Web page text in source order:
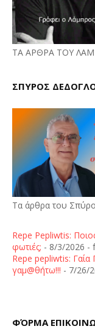
ΤΑ ΑΡΘΡΑ ΤΟΥ
ΣΠΥΡΟΣ
Τα άρθρα του
Repe Pepliwtis: Ποιος
φωτιές; - 8/3/2026 -
Repe pepliwtis: Γαία
γαμ@θήτω!!! - 7/26/
ΦΌΡΜΑ